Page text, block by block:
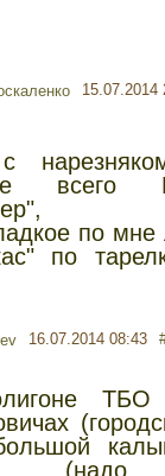
15.07.2014
всего
по мне
по
16.07.2014 08:43
ТБО
(надо